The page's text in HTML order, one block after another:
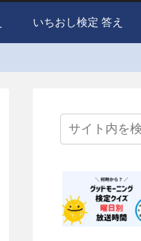
いちおし検定 答え